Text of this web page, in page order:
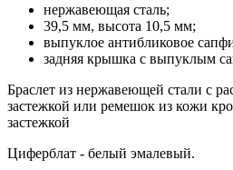
нержавеющая сталь;
39,5 мм, высота 10,5 мм;
выпуклое антибликовое
задняя крышка с выпуклым
Браслет из нержавеющей стали с
застежкой или pемешок из кожи
застежкой
Циферблат - белый эмалевый.